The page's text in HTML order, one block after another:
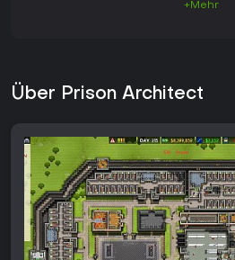
+Mehr
Über Prison Architect